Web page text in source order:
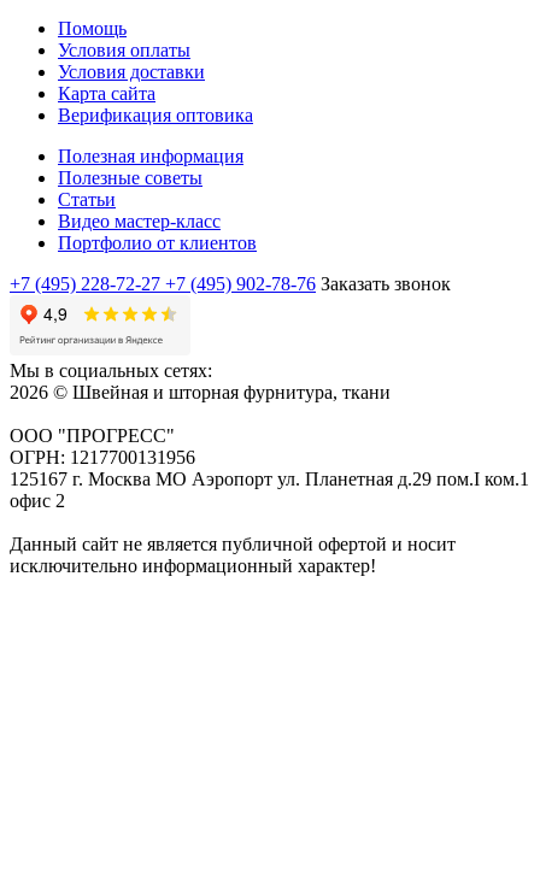
Помощь
Условия оплаты
Условия доставки
Карта сайта
Верификация оптовика
Полезная информация
Полезные советы
Статьи
Видео мастер-класс
Портфолио от клиентов
+7 (495) 228-72-27 +7 (495) 902-78-76 Заказать звонок
Мы в социальных сетях:
2026 © Швейная и шторная фурнитура, ткани
ООО "ПРОГРЕСС"
ОГРН: 1217700131956
125167 г. Москва МО Аэропорт ул. Планетная д.29 пом.I ком.1
офис 2
Данный сайт не является публичной офертой и носит
исключительно информационный характер!